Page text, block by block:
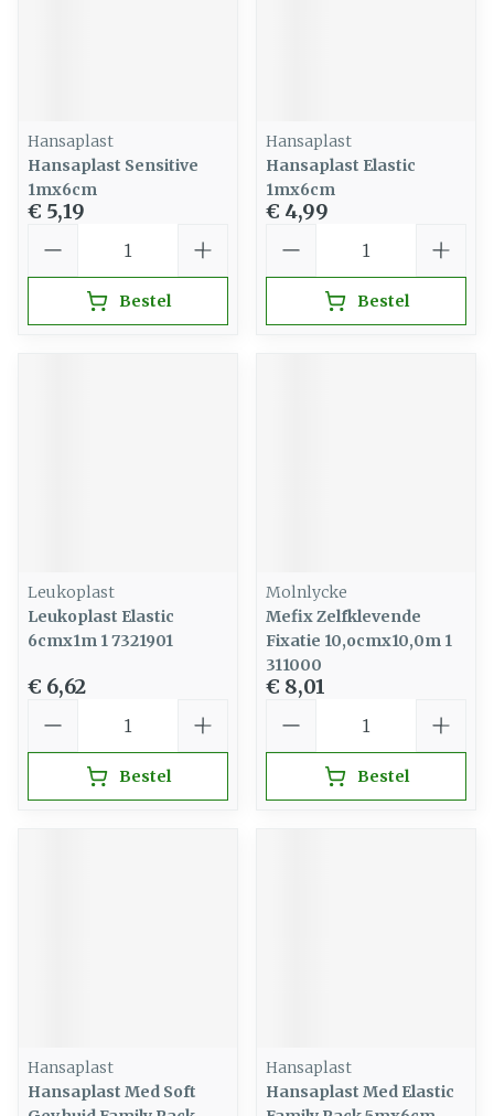
Hansaplast
Hansaplast Sensitive
1mx6cm
€ 5,19
Bestel
Hansaplast
Hansaplast Elastic
1mx6cm
€ 4,99
Bestel
Leukoplast
Leukoplast Elastic
6cmx1m 1 7321901
€ 6,62
Bestel
Molnlycke
Mefix Zelfklevende
Fixatie 10,ocmx10,0m 1
311000
€ 8,01
Bestel
Hansaplast
Hansaplast Med Soft
Hansaplast
Hansaplast Med Elastic